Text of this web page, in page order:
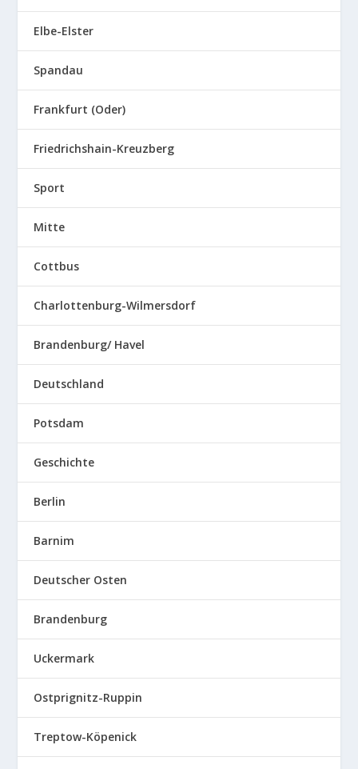
Elbe-Elster
Spandau
Frankfurt (Oder)
Friedrichshain-Kreuzberg
Sport
Mitte
Cottbus
Charlottenburg-Wilmersdorf
Brandenburg/ Havel
Deutschland
Potsdam
Geschichte
Berlin
Barnim
Deutscher Osten
Brandenburg
Uckermark
Ostprignitz-Ruppin
Treptow-Köpenick